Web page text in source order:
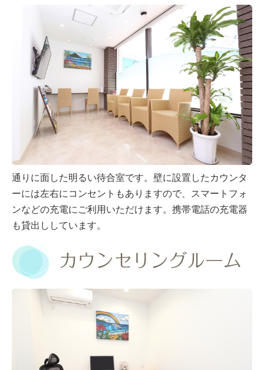
通りに面した明るい待合室です。壁に設置したカウンタ
ーには左右にコンセントもありますので、スマートフォ
ンなどの充電にご利用いただけます。携帯電話の充電器
も貸出ししています。
カウンセリングルーム